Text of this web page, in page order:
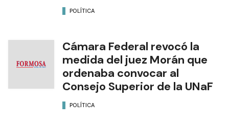
POLÍTICA
Cámara Federal revocó la
medida del juez Morán que
ordenaba convocar al
Consejo Superior de la UNaF
POLÍTICA